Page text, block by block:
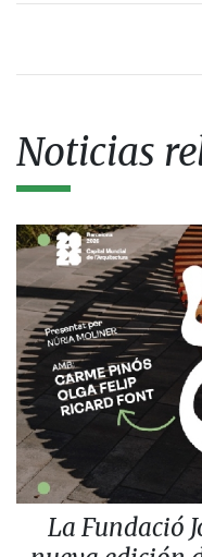
Noticias
La Fundació